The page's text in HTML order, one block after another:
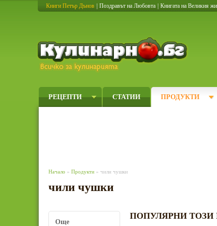
Книги Петър Дънов Поздравът на Любовта Книгата на Великия
РЕЦЕПТИ СТАТИИ ПРОДУКТИ
Начало » Продукти » чили чушки
чили чушки
Още
ПОПУЛЯРНИ ТОЗИ